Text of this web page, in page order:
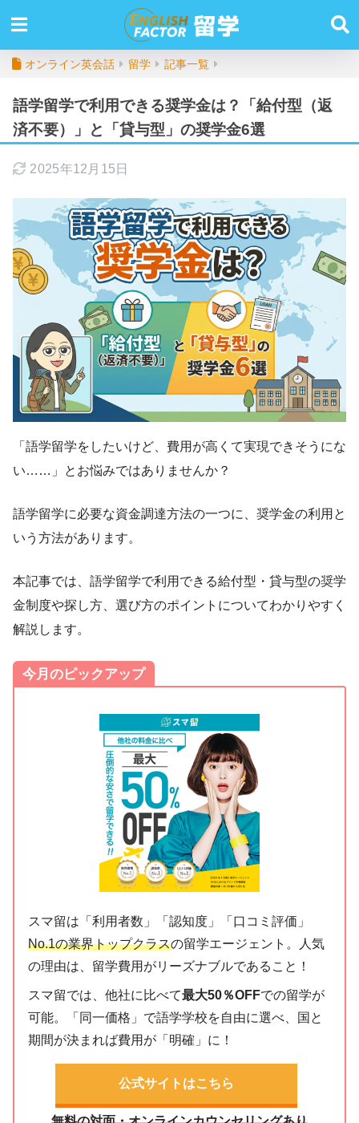
オンライン英会話 留学 記事一覧
語学留学で利用できる奨学金は？「給付型（返
済不要）」と「貸与型」の奨学金6選
2025年12月15日
「語学留学をしたいけど、費用が高くて実現できそうにな
い……」とお悩みではありませんか？
語学留学に必要な資金調達方法の一つに、奨学金の利用と
いう方法があります。
本記事では、語学留学で利用できる給付型・貸与型の奨学
金制度や探し方、選び方のポイントについてわかりやすく
解説します。
今月のピックアップ
スマ留は「利用者数」「認知度」「口コミ評価」
No.1の業界トップクラスの留学エージェント。人気
の理由は、留学費用がリーズナブルであること！
スマ留では、他社に比べて最大50％OFFでの留学が
可能。「同一価格」で語学学校を自由に選べ、国と
期間が決まれば費用が「明確」に！
公式サイトはこちら